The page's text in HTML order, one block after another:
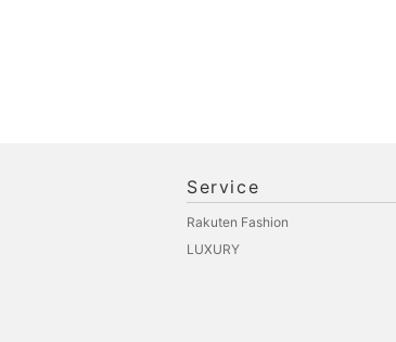
Service
Rakuten Fashion
LUXURY